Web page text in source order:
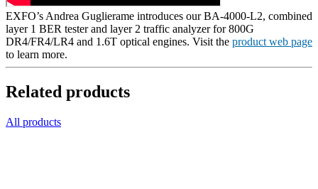
EXFO’s Andrea Guglierame introduces our BA-4000-L2, combined
layer 1 BER tester and layer 2 traffic analyzer for 800G
DR4/FR4/LR4 and 1.6T optical engines. Visit the product web page
to learn more.
Related products
All products